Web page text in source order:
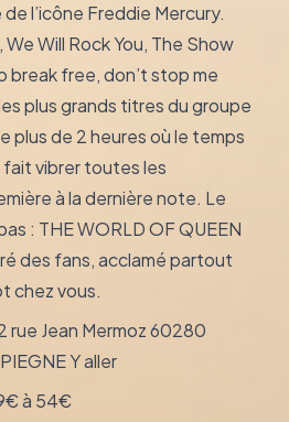
l’icône Freddie Mercury.
Will Rock You, The Show
break free, don’t stop me
plus grands titres du groupe
plus de 2 heures où le temps
fait vibrer toutes les
à la dernière note. Le
: THE WORLD OF QUEEN
des fans, acclamé partout
chez vous.
rue Jean Mermoz 60280
Y aller
à 54€